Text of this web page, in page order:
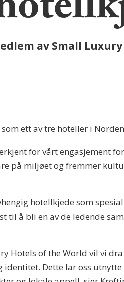
av Small Luxury
ett av tre hoteller i
for vårt engasjement
på miljøet og fremmer
hotellkjede som
til å bli en av de ledende
Hotels of the World vil vi
identitet. Dette lar oss